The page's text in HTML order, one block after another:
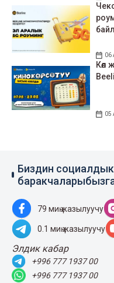
06
Көл
05
Биздин
79 миң жазылуучу
0.1 миң жазылуучу
Элдик кабар
+996 777 1937 00
+996 777 1937 00